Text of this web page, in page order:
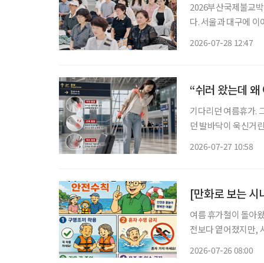
2026부산국제불교
다. 서울과 대구에
2026-07-28 12:47
“쉬러 왔는데 왜
기다리던 여름휴가.
던 발바닥이 욱신거
2026-07-27 10:58
[만화로 보는 시
여름 휴가철이 돌아
전보다 옅어졌지만,
2026-07-26 08:00